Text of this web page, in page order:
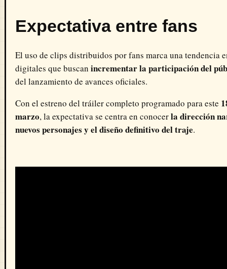
Expectativa entre fans
El uso de clips distribuidos por fans marca una tendencia
digitales que buscan incrementar la participación del
del lanzamiento de avances oficiales.
Con el estreno del tráiler completo programado para este
marzo, la expectativa se centra en conocerla dirección
nuevos personajes y el diseño definitivo del traje.